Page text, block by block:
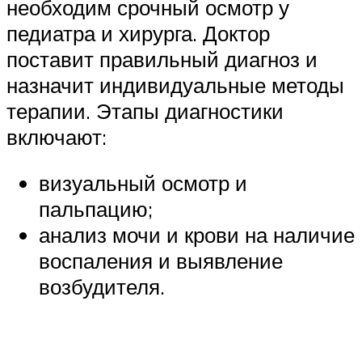
необходим срочный осмотр у
педиатра и хирурга. Доктор
поставит правильный диагноз и
назначит индивидуальные методы
терапии. Этапы диагностики
включают:
визуальный осмотр и
пальпацию;
анализ мочи и крови на наличие
воспаления и выявление
возбудителя.